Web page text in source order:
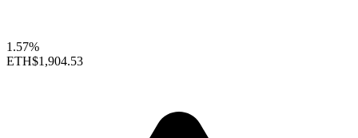
1.57%
ETH$1,904.53